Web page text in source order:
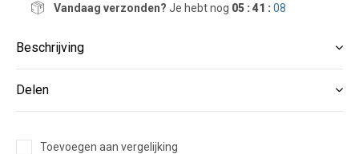
Vandaag verzonden? Je hebt nog 05 : 41 :07
Beschrijving
Delen
Toevoegen aan vergelijking